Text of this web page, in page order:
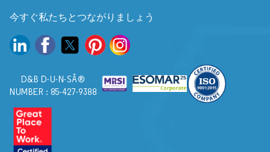
今すぐ私たちとつながりましょう
D&B D-U-N-SÂ®
NUMBER : 85-427-9388